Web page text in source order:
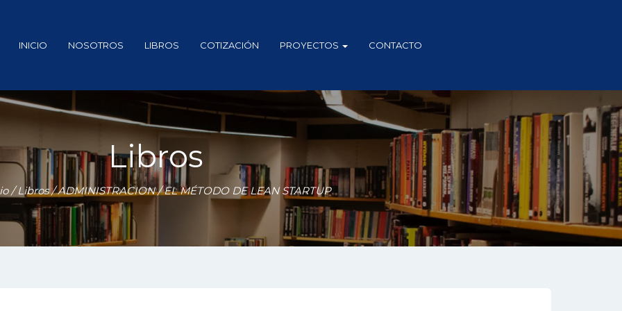
INICIO NOSOTROS LIBROS COTIZACIÓN PROYECTOS CONTACTO
Libros
/Libros/ADMINISTRACION/ EL MÉTODO DE LEAN STARTUP